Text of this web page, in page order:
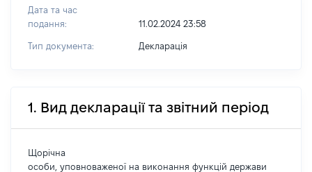
Дата та час
подання:
11.02.2024 23:58
Тип документа: Декларація
1. Вид декларації та звітний період
Щорічна
особи, уповноваженої на виконання функцій держави